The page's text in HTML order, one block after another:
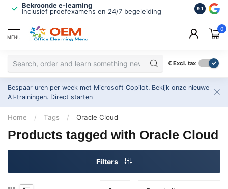
Bekroonde e-learning
Inclusief proefexamens en 24/7 begeleiding
ISO
2.500+
9.1
MENU
0
€ Excl. tax
Bespaar uren per week met Microsoft Copilot. Bekijk onze nieuwe
AI-trainingen. Direct starten
Home / Tags / Oracle Cloud
Products tagged with Oracle Cloud
Filters